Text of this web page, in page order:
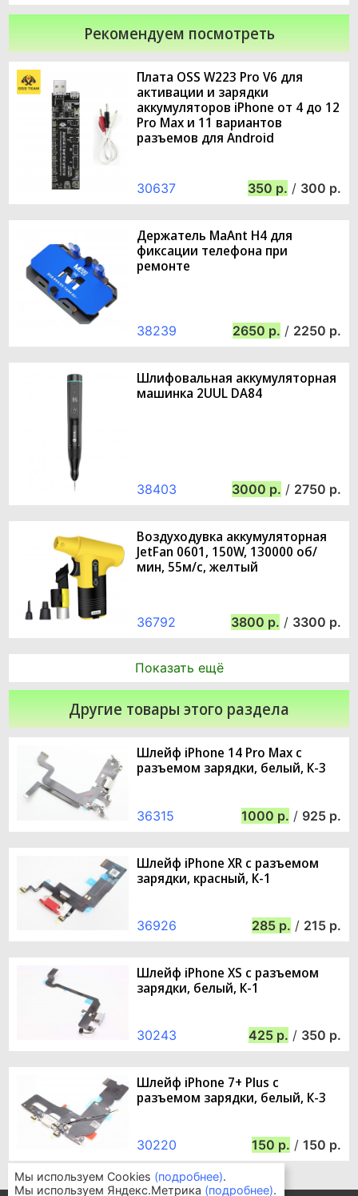
Рекомендуем посмотреть
Плата OSS W223 Pro V6 для
активации и зарядки
аккумуляторов iPhone от 4 до 12
Pro Max и 11 вариантов
разъемов для Android
30637 350 / 300
Держатель MaAnt H4 для
фиксации телефона при
ремонте
38239 2650 / 2250
Шлифовальная аккумуляторная
машинка 2UUL DA84
38403 3000 / 2750
Воздуходувка аккумуляторная
JetFan 0601, 150W, 130000 об/
мин, 55м/с, желтый
36792 3800 / 3300
Показать ещё
Другие товары этого раздела
Шлейф iPhone 14 Pro Max с
разъемом зарядки, белый, К-3
36315 1000 / 925
Шлейф iPhone XR с разъемом
зарядки, красный, К-1
36926 285 / 215
Шлейф iPhone XS с разъемом
зарядки, белый, К-1
30243 425 / 350
Шлейф iPhone 7+ Plus с
разъемом зарядки, белый, К-3
30220 150 / 150
Мы используем Cookies (подробнее).
Мы используем Яндекс.Метрика (подробнее).